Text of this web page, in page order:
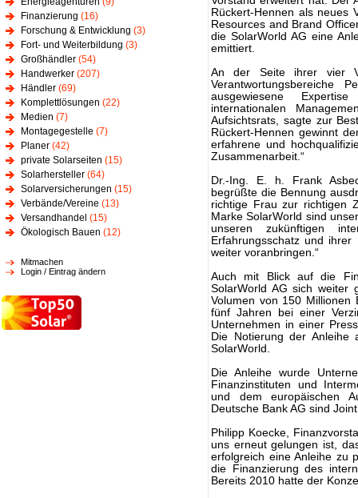
Finanzierung (16)
Forschung & Entwicklung (3)
Fort- und Weiterbildung (3)
Großhändler (54)
Handwerker (207)
Händler (69)
Komplettlösungen (22)
Medien (7)
Montagegestelle (7)
Planer (42)
private Solarseiten (15)
Solarhersteller (64)
Solarversicherungen (15)
Verbände/Vereine (13)
Versandhandel (15)
Ökologisch Bauen (12)
Mitmachen
Login / Eintrag ändern
Rückert-Hennen als neues
Resources and Brand
die SolarWorld AG eine
emittiert.
An der Seite ihrer vier
ausgewiesene
internationalen
Aufsichtsrats, sagte zur
Rückert-Hennen gewinnt
erfahrene und
Zusammenarbeit.“
Dr.-Ing. E. h. Frank
begrüßte die Bennung
richtige Frau zur richtigen
Marke SolarWorld sind
unseren zukünftigen
Erfahrungsschatz und
weiter voranbringen.“
Auch mit Blick auf die
SolarWorld AG sich weiter
Volumen von 150 Millionen
fünf Jahren bei einer
Unternehmen in einer
Die Notierung der Anleihe
SolarWorld.
Die Anleihe wurde
Finanzinstituten und
und dem europäischen
Deutsche Bank AG sind
Philipp Koecke,
uns erneut gelungen ist,
erfolgreich eine Anleihe zu
die Finanzierung des
Bereits 2010 hatte der